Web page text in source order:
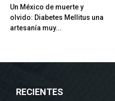
Un México de muerte y
olvido: Diabetes Mellitus una
artesanía muy...
RECIENTES